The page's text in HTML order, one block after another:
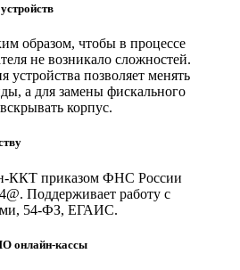
образом, чтобы в процессе
не возникало сложностей.
устройства позволяет менять
а для замены фискального
корпус.
ККТ приказом ФНС России
Поддерживает работу с
54-ФЗ, ЕГАИС.
онлайн-кассы